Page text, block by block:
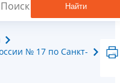
Найти
№ 17 по Санкт-